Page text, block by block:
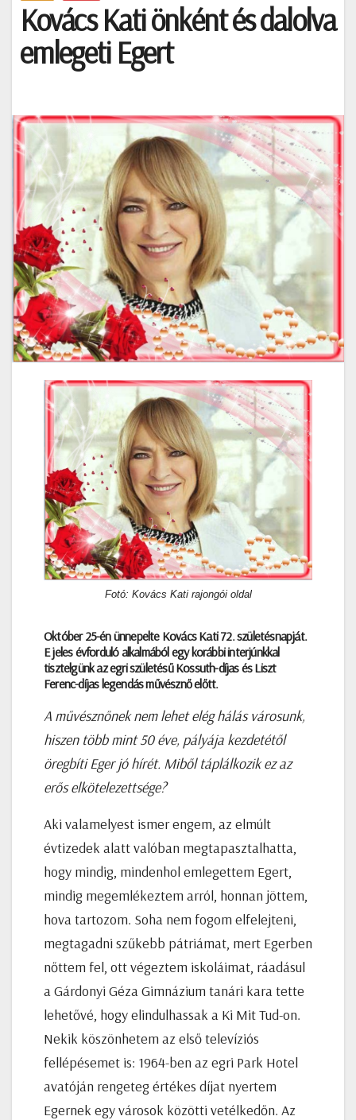
Kovács Kati önként és dalolva
emlegeti Egert
Fotó: Kovács Kati rajongói oldal
Október 25-én ünnepelte Kovács Kati 72. születésnapját.
E jeles évforduló alkalmából egy korábbi interjúnkkal
tisztelgünk az egri születésű Kossuth-díjas és Liszt
Ferenc-díjas legendás művésznő előtt.
A művésznőnek nem lehet elég hálás városunk,
hiszen több mint 50 éve, pályája kezdetétől
öregbíti Eger jó hírét. Miből táplálkozik ez az
erős elkötelezettsége?
Aki valamelyest ismer engem, az elmúlt
évtizedek alatt valóban megtapasztalhatta,
hogy mindig, mindenhol emlegettem Egert,
mindig megemlékeztem arról, honnan jöttem,
hova tartozom. Soha nem fogom elfelejteni,
megtagadni szűkebb pátriámat, mert Egerben
nőttem fel, ott végeztem iskoláimat, ráadásul
a Gárdonyi Géza Gimnázium tanári kara tette
lehetővé, hogy elindulhassak a Ki Mit Tud-on.
Nekik köszönhetem az első televíziós
fellépésemet is: 1964-ben az egri Park Hotel
avatóján rengeteg értékes díjat nyertem
Egernek egy városok közötti vetélkedőn. Az